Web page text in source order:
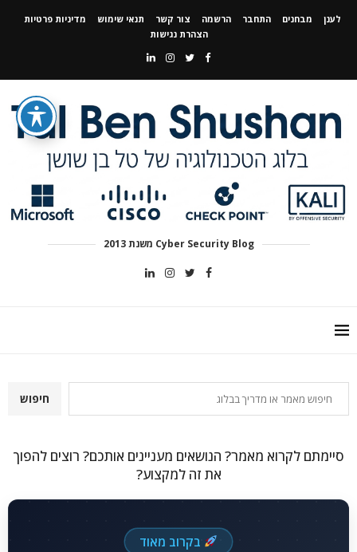
לענן מבחנים התחבר הרשמה צור קשר תנאי שימוש
מדיניות פרטיות
הצהרת נגישות
Cyber Security Blog משנת 2013
חיפוש
סיימתם לקרוא מאמר? הנושאים מעניינים אותכם? רוצים להפוך
את זה למקצוע?
בקרוב מאוד